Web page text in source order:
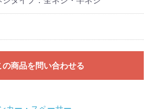
の商品を問い合わせる